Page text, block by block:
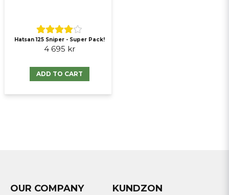
Hatsan 125 Sniper - Super Pack!
4 695 kr
ADD TO CART
OUR COMPANY KUNDZON